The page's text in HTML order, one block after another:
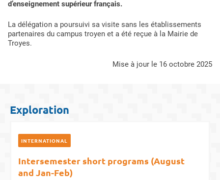
d’enseignement supérieur français.
La délégation a poursuivi sa visite sans les établissements
partenaires du campus troyen et a été reçue à la Mairie de
Troyes.
mise à jour le 16 octobre 2025
Exploration
INTERNATIONAL
Intersemester short programs (August
and Jan-Feb)